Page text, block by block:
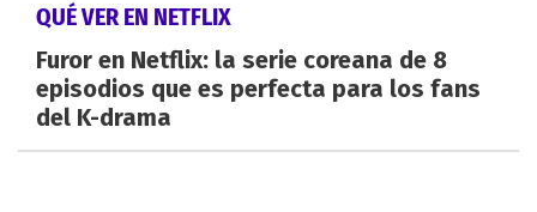
QUÉ VER EN NETFLIX
Furor en Netflix: la serie coreana de 8
episodios que es perfecta para los fans
del K-drama